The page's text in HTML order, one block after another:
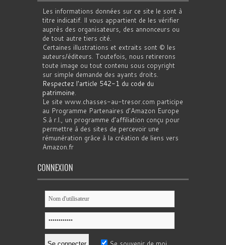
Les informations données sur ce site le sont à
titre indicatif. Il vous appartient de les vérifier
auprès des organisateurs, des annonceurs ou
de tout autre tiers cité.
Certaines illustrations et extraits sont © les
auteurs/éditeurs. Toutefois, nous retirerons
toute image ou tout contenu sous copyright
sur simple demande des ayants droits.
Respectez l'article 542-1 du code du
patrimoine.
Le site www.chasses-au-tresor.com participe
au Programme Partenaires d’Amazon Europe
S.à r.l., un programme d’affiliation conçu pour
permettre à des sites de percevoir une
rémunération grâce à la création de liens vers
Amazon.fr
CONNEXION